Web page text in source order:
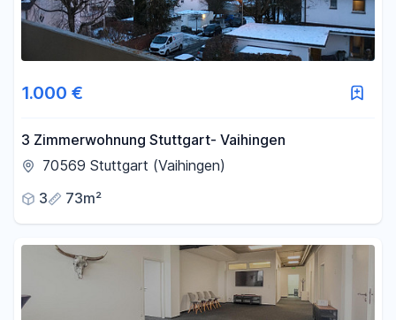
1.000 €
3 Zimmerwohnung Stuttgart- Vaihingen
70569 Stuttgart (Vaihingen)
3
73m²